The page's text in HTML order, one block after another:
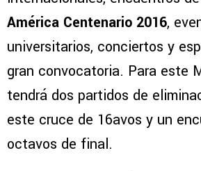
América Centenario 2016,
universitarios, conciertos y
gran convocatoria. Para este
tendrá dos partidos de
este cruce de 16avos y un
octavos de final.